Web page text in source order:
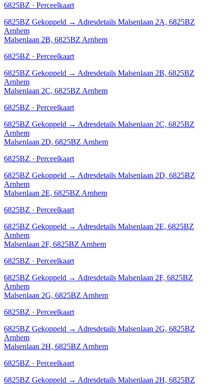
6825BZ · Perceelkaart
6825BZ Gekoppeld → Adresdetails Malsenlaan 2A, 6825BZ
Arnhem
Malsenlaan 2B, 6825BZ Arnhem
6825BZ · Perceelkaart
6825BZ Gekoppeld → Adresdetails Malsenlaan 2B, 6825BZ
Arnhem
Malsenlaan 2C, 6825BZ Arnhem
6825BZ · Perceelkaart
6825BZ Gekoppeld → Adresdetails Malsenlaan 2C, 6825BZ
Arnhem
Malsenlaan 2D, 6825BZ Arnhem
6825BZ · Perceelkaart
6825BZ Gekoppeld → Adresdetails Malsenlaan 2D, 6825BZ
Arnhem
Malsenlaan 2E, 6825BZ Arnhem
6825BZ · Perceelkaart
6825BZ Gekoppeld → Adresdetails Malsenlaan 2E, 6825BZ
Arnhem
Malsenlaan 2F, 6825BZ Arnhem
6825BZ · Perceelkaart
6825BZ Gekoppeld → Adresdetails Malsenlaan 2F, 6825BZ
Arnhem
Malsenlaan 2G, 6825BZ Arnhem
6825BZ · Perceelkaart
6825BZ Gekoppeld → Adresdetails Malsenlaan 2G, 6825BZ
Arnhem
Malsenlaan 2H, 6825BZ Arnhem
6825BZ · Perceelkaart
6825BZ Gekoppeld → Adresdetails Malsenlaan 2H, 6825BZ